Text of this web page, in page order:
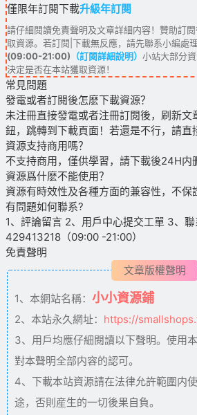
僅限年訂閱下載升級年訂閱
請仔細閱讀免責聲明及文章詳細内容！贊助訂
取資源。若訂閱|下載無反應，請先聯系小編處理
(09:00-21:00) （訂閱詳細說明） 小站大部分
決定是否在本站獲取資源！
常見問題
發電或者訂閱後怎麽下載資源？
未注冊直接發電或者注冊訂閱後，刷新文
鈕，跳轉到下載頁面！若還是不行，請直
資源支持商用嗎？
不支持商用，僅供學習，請下載後24H内
資源爲什麽不能使用？
資源有時效性及各種方面的兼容性，不保
有問題如何聯系?
1、評論留言 2、用戶中心提交工單 3、聯
429413218（09:00 -21:00）
免責聲明
文章版權聲明
1、本網站名稱： 小小資源鋪
2、本站永久網址： https://
3、用戶均應仔細閱讀以下聲明。使用
對本聲明全部内容的認可。
4、下載本站資源請在法律允許範圍内
途，否則産生的一切後果自負。